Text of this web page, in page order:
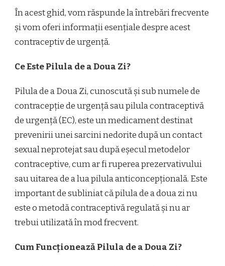
A
DOUA
În acest ghid, vom răspunde la întrebări frecvente
și vom oferi informații esențiale despre acest
contraceptiv de urgență.
Ce Este Pilula de a Doua Zi?
Pilula de a Doua Zi, cunoscută și sub numele de
contracepție de urgență sau pilula contraceptivă
de urgență (EC), este un medicament destinat
prevenirii unei sarcini nedorite după un contact
sexual neprotejat sau după eșecul metodelor
contraceptive, cum ar fi ruperea prezervativului
sau uitarea de a lua pilula anticoncepțională. Este
important de subliniat că pilula de a doua zi nu
este o metodă contraceptivă regulată și nu ar
trebui utilizată în mod frecvent.
Cum Funcționează Pilula de a Doua Zi?